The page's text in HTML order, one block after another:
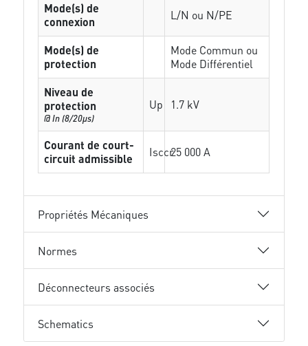
Mode(s) de
connexion
L/N ou N/PE
Mode(s) de
protection
Mode Commun ou
Mode Différentiel
Niveau de
protection
@ In (8/20µs)
Up 1.7 kV
Courant de court-
circuit admissible
Isccr25 000 A
Propriétés Mécaniques
Normes
Déconnecteurs associés
Schematics